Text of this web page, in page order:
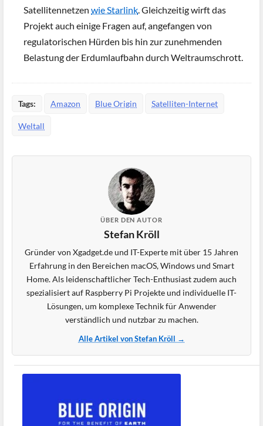
Satellitennetzen wie Starlink . Gleichzeitig wirft das
Projekt auch einige Fragen auf, angefangen von
regulatorischen Hürden bis hin zur zunehmenden
Belastung der Erdumlaufbahn durch Weltraumschrott.
Tags: Amazon Blue Origin Satelliten-Internet
Weltall
ÜBER DEN AUTOR
Stefan Kröll
Gründer von Xgadget.de und IT-Experte mit über 15 Jahren
Erfahrung in den Bereichen macOS, Windows und Smart
Home. Als leidenschaftlicher Tech-Enthusiast zudem auch
spezialisiert auf Raspberry Pi Projekte und individuelle IT-
Lösungen, um komplexe Technik für Anwender
verständlich und nutzbar zu machen.
Alle Artikel von Stefan Kröll →